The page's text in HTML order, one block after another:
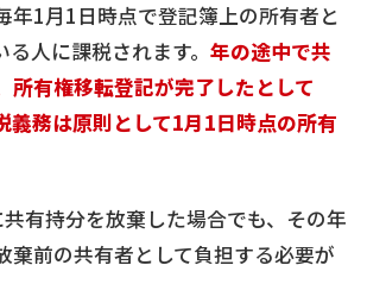
年1月1日時点で登記簿上の所有者と
人に課税されます。 年の途中で共
所有権移転登記が完了したとして
義務は原則として1月1日時点の所有
有持分を放棄した場合でも、その年
棄前の共有者として負担する必要が
の売却でお悩みならこちら